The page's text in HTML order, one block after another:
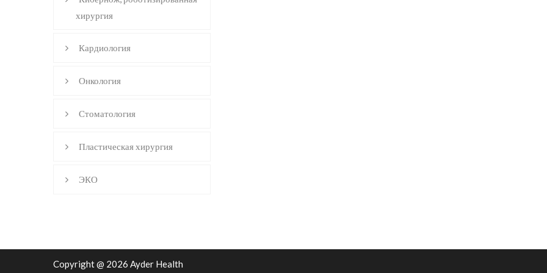
хирургия
Кардиология
Онкология
Стоматология
Пластическая хирургия
ЭКО
Copyright @ 2026 Ayder Health